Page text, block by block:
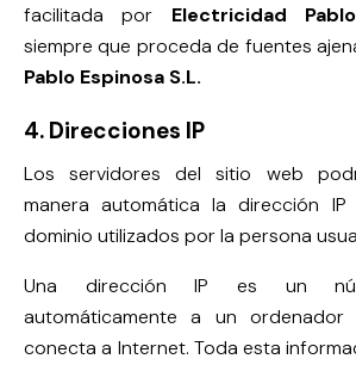
facilitada por Electricidad
siempre que proceda de fuentes
Pablo Espinosa S.L.
4. Direcciones IP
Los servidores del sitio web
manera automática la dirección
dominio utilizados por la persona
Una dirección IP es un
automáticamente a un
conecta a Internet. Toda esta